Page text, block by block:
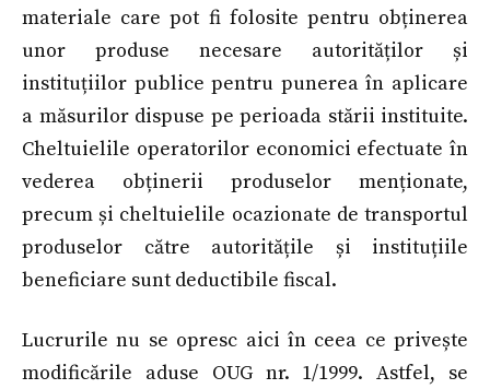
materiale care pot fi folosite pentru obținerea
unor produse necesare autorităților și
instituțiilor publice pentru punerea în aplicare
a măsurilor dispuse pe perioada stării instituite.
Cheltuielile operatorilor economici efectuate în
vederea obținerii produselor menționate,
precum și cheltuielile ocazionate de transportul
produselor către autoritățile și instituțiile
beneficiare sunt deductibile fiscal.
Lucrurile nu se opresc aici în ceea ce privește
modificările aduse OUG nr. 1/1999. Astfel, se